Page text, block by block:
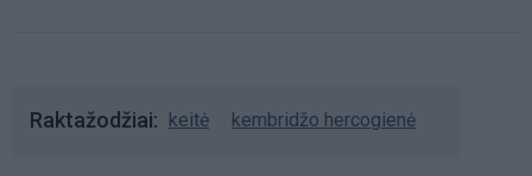
Raktažodžiai keitė kembridžo hercogienė